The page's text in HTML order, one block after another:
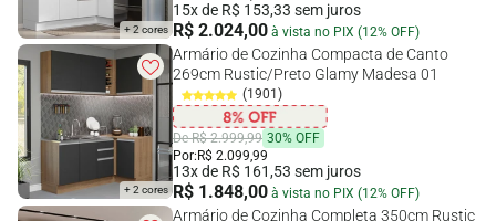
+ 2 cores
15x de R$ 153,33 sem juros
R$ 2.024,00 à vista no PIX (12% OFF)
+ 2 cores
Armário de Cozinha Compacta de Canto
269cm Rustic/Preto Glamy Madesa 01
(1901)
De R$ 2.999,99 30% OFF
Por:R$ 2.099,99
13x de R$ 161,53 sem juros
R$ 1.848,00 à vista no PIX (12% OFF)
Armário de Cozinha Completa 350cm Rustic